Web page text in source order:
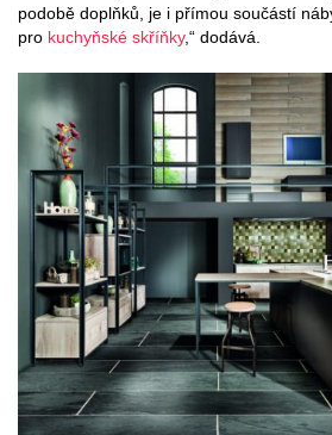
podobě doplňků, je i přímou součástí
pro kuchyňské skříňky,“ dodává.